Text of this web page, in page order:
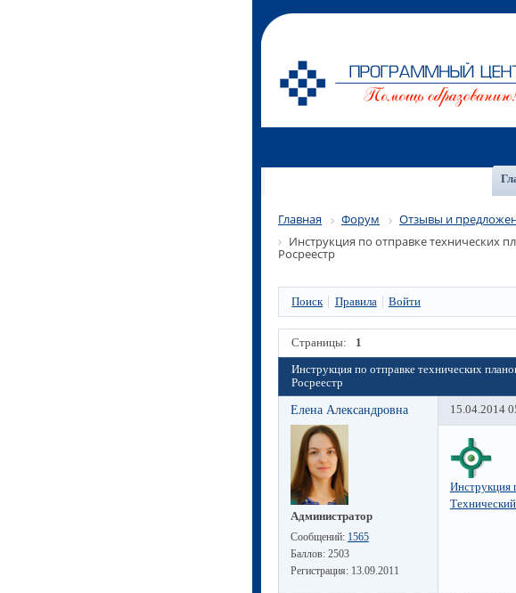
Главная Форум
Отзывы и
Инструкция по отправке технических
Росреестр
Поиск Правила Войти
Страницы: 1
Инструкция по отправке технических
Росреестр
Елена Александровна
Администратор
Сообщений: 1565
Баллов: 2503
Регистрация: 13.09.2011
15.04.2014
Инструкция